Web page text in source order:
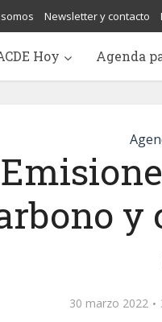
Newsletter y contacto
Hoy Agenda
y
30 marzo 2022